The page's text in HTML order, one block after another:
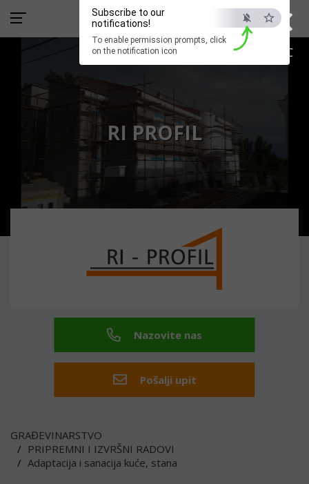
×
ESC
Subscribe to our
notifications!
To enable permission prompts, click
on the notification icon
RI PROFIL
Nazovite nas
Pošalji upit
GRAĐEVINARSTVO
PRIPREMNI I IZVRŠNI RADOVI
Adaptacija i sanacija kuće, stana